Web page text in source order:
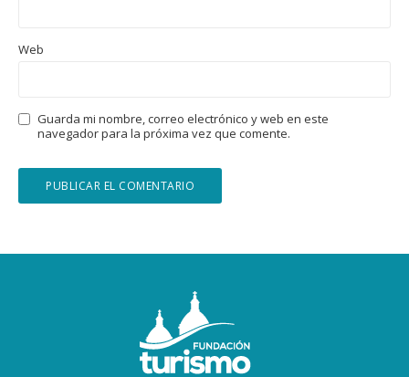
Web
Guarda mi nombre, correo electrónico y web en este
navegador para la próxima vez que comente.